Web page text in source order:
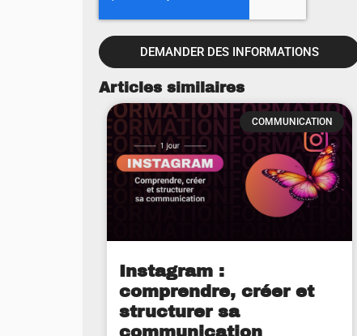
DEMANDER DES INFORMATIONS
Articles similaires
COMMUNICATION
Instagram :
comprendre, créer et
structurer sa
communication